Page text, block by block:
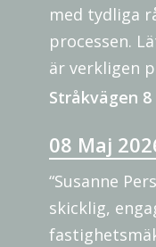
med tydliga
processen.
är verkligen
Stråkvägen 8
08 Maj
“Susanne
skicklig,